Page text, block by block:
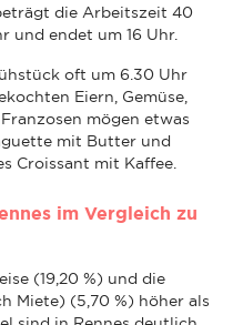
die Arbeitszeit 40
und endet um 16 Uhr.
oft um 6.30 Uhr
Eiern, Gemüse,
mögen etwas
mit Butter und
Croissant mit Kaffee.
im Vergleich zu
(19,20 %) und die
Miete) (5,70 %) höher als